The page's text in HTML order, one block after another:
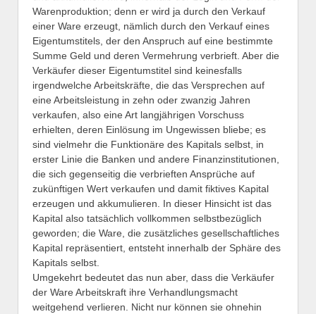
Warenproduktion; denn er wird ja durch den Verkauf
einer Ware erzeugt, nämlich durch den Verkauf eines
Eigentumstitels, der den Anspruch auf eine bestimmte
Summe Geld und deren Vermehrung verbrieft. Aber die
Verkäufer dieser Eigentumstitel sind keinesfalls
irgendwelche Arbeitskräfte, die das Versprechen auf
eine Arbeitsleistung in zehn oder zwanzig Jahren
verkaufen, also eine Art langjährigen Vorschuss
erhielten, deren Einlösung im Ungewissen bliebe; es
sind vielmehr die Funktionäre des Kapitals selbst, in
erster Linie die Banken und andere Finanzinstitutionen,
die sich gegenseitig die verbrieften Ansprüche auf
zukünftigen Wert verkaufen und damit fiktives Kapital
erzeugen und akkumulieren. In dieser Hinsicht ist das
Kapital also tatsächlich vollkommen selbstbezüglich
geworden; die Ware, die zusätzliches gesellschaftliches
Kapital repräsentiert, entsteht innerhalb der Sphäre des
Kapitals selbst.
Umgekehrt bedeutet das nun aber, dass die Verkäufer
der Ware Arbeitskraft ihre Verhandlungsmacht
weitgehend verlieren. Nicht nur können sie ohnehin